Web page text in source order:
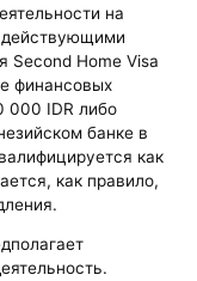
на
действующими
Second Home Visa
финансовых
000 IDR либо
банке в
как
как правило,